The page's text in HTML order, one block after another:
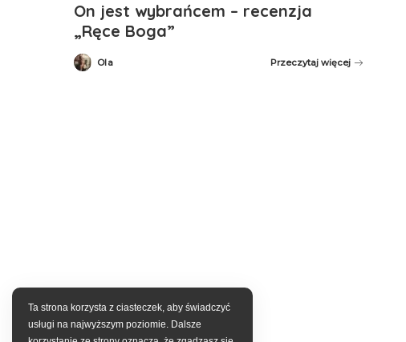
On jest wybrańcem – recenzja
„Ręce Boga”
Posted
by
Ola Przeczytaj więcej
Ta strona korzysta z ciasteczek, aby świadczyć
usługi na najwyższym poziomie. Dalsze